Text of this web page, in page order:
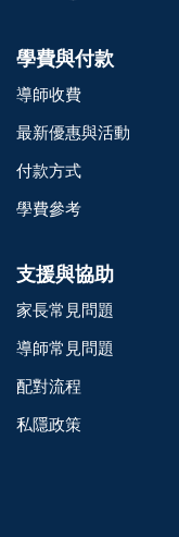
學費與付款
導師收費
最新優惠與活動
付款方式
學費參考
支援與協助
家長常見問題
導師常見問題
配對流程
私隱政策